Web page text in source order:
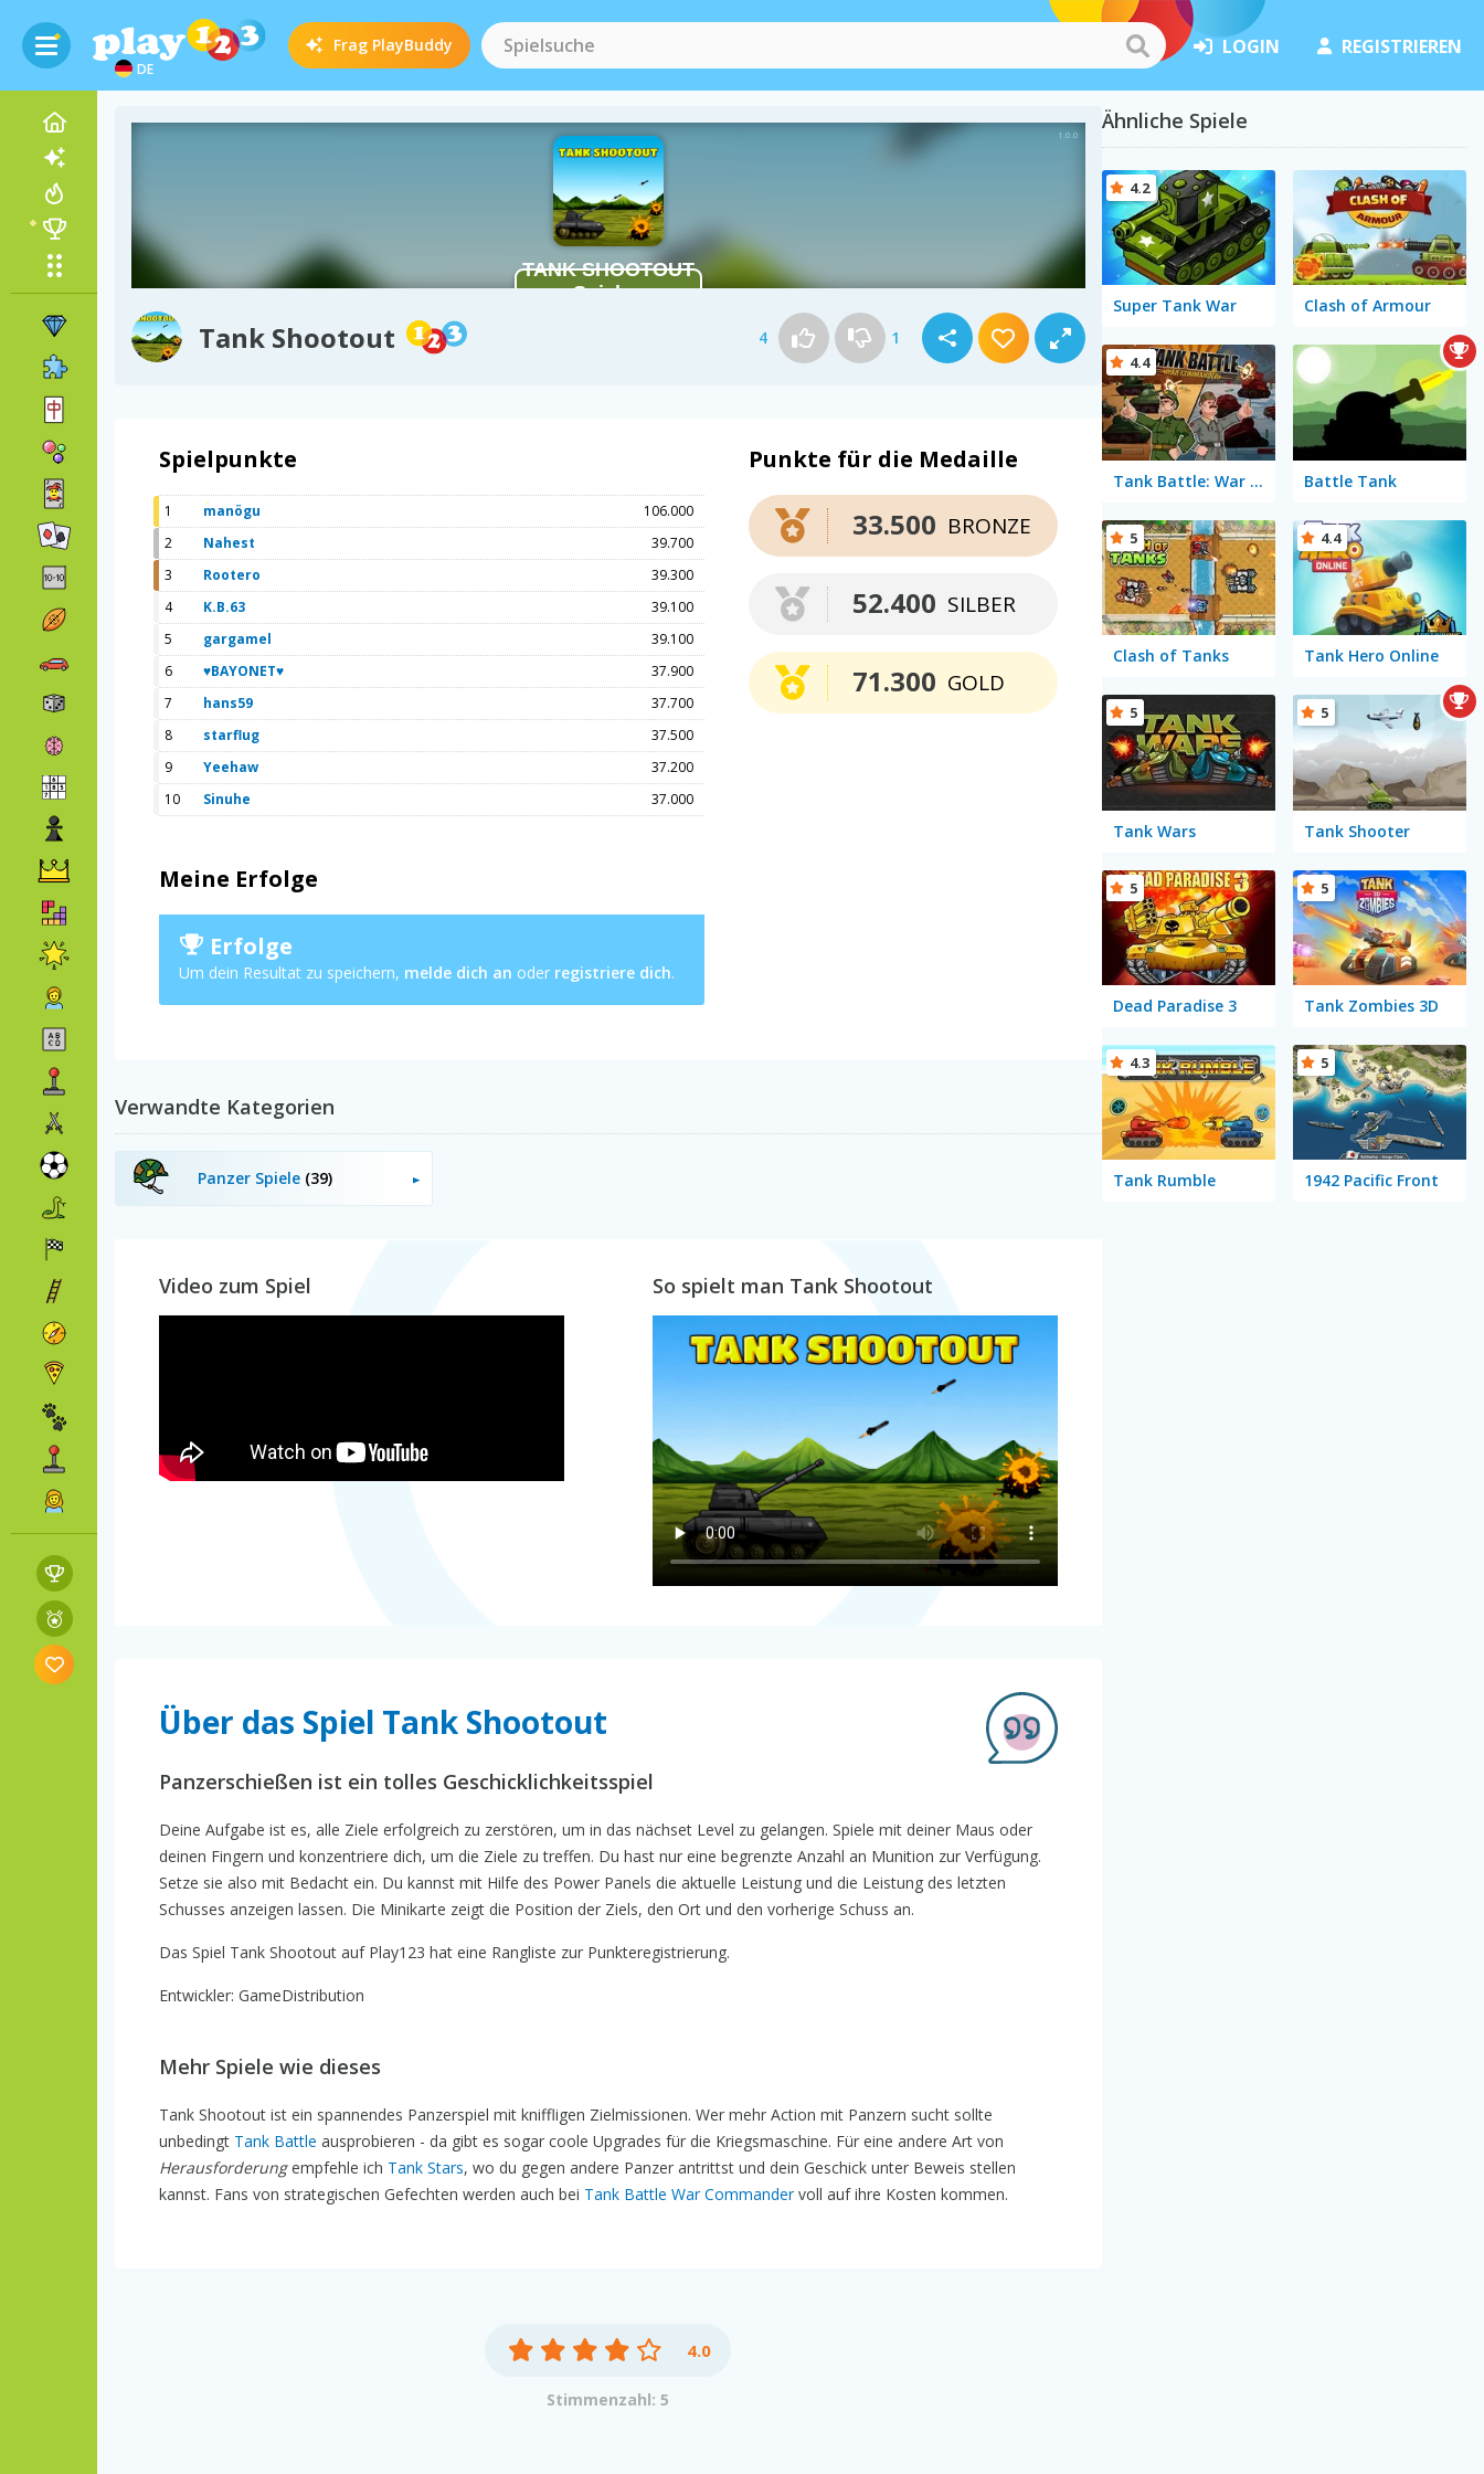
DE
Frag PlayBuddy LOGIN REGISTRIEREN
Tank Shootout 4 1
Spielpunkte
1 manögu
106.000
2
Nahest
39.700
3
Rootero
39.300
4
K.B.63
39.100
5
gargamel
39.100
6
♥BAYONET♥
37.900
7
hans59
37.700
8
starflug
37.500
9
Yeehaw
37.200
10
Sinuhe 37.000
Meine Erfolge
Erfolge
Um dein Resultat zu speichern, melde dich an oder registriere dich.
Punkte für die Medaille
BRONZE
33.500
SILBER
52.400
GOLD
71.300
Verwandte Kategorien
Panzer Spiele (39)
Video zum Spiel So spielt man Tank Shootout
Über das Spiel Tank Shootout
Panzerschießen ist ein tolles Geschicklichkeitsspiel
Deine Aufgabe ist es, alle Ziele erfolgreich zu zerstören, um in das nächset Level zu gelangen. Spiele mit deiner Maus oder
deinen Fingern und konzentriere dich, um die Ziele zu treffen. Du hast nur eine begrenzte Anzahl an Munition zur Verfügung.
Setze sie also mit Bedacht ein. Du kannst mit Hilfe des Power Panels die aktuelle Leistung und die Leistung des letzten
Schusses anzeigen lassen. Die Minikarte zeigt die Position der Ziels, den Ort und den vorherige Schuss an.
Das Spiel Tank Shootout auf Play123 hat eine Rangliste zur Punkteregistrierung.
Entwickler: GameDistribution
Mehr Spiele wie dieses
Tank Shootout ist ein spannendes Panzerspiel mit kniffligen Zielmissionen. Wer mehr Action mit Panzern sucht sollte
unbedingt Tank Battle ausprobieren - da gibt es sogar coole Upgrades für die Kriegsmaschine. Für eine andere Art von
Herausforderungempfehle ich Tank Stars, wo du gegen andere Panzer antrittst und dein Geschick unter Beweis stellen
kannst. Fans von strategischen Gefechten werden auch bei Tank Battle War Commandervoll auf ihre Kosten kommen.
4.0
Stimmenzahl: 5
Ähnliche Spiele
Super Tank War
4.2
Clash of Armour
Tank Battle: War Commander
4.4
Battle Tank
Clash of Tanks
5
Tank Hero Online
4.4
Tank Wars
5
Tank Shooter
5
Dead Paradise 3
5
Tank Zombies 3D
5
Tank Rumble
4.3
1942 Pacific Front
5